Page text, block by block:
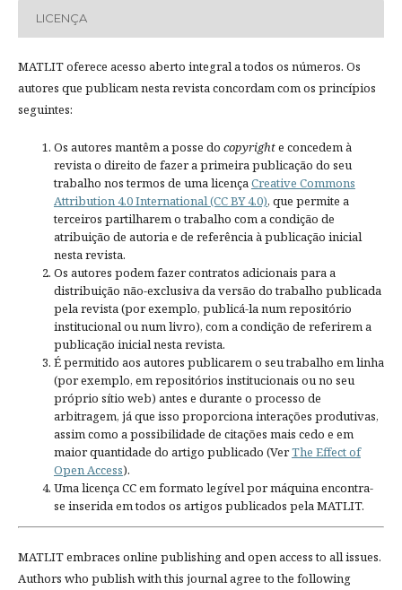
LICENÇA
MATLIT oferece acesso aberto integral a todos os números. Os
autores que publicam nesta revista concordam com os princípios
seguintes:
Os autores mantêm a posse do copyrighte concedem à
revista o direito de fazer a primeira publicação do seu
trabalho nos termos de uma licençaCreative Commons
Attribution 4.0 International (CC BY 4.0), que permite a
terceiros partilharem o trabalho com a condição de
atribuição de autoria e de referência à publicação inicial
nesta revista.
Os autores podem fazer contratos adicionais para a
distribuição não-exclusiva da versão do trabalho publicada
pela revista (por exemplo, publicá-la num repositório
institucional ou num livro), com a condição de referirem a
publicação inicial nesta revista.
É permitido aos autores publicarem o seu trabalho em linha
(por exemplo, em repositórios institucionais ou no seu
próprio sítio web) antes e durante o processo de
arbitragem, já que isso proporciona interações produtivas,
assim como a possibilidade de citações mais cedo e em
maior quantidade do artigo publicado (VerThe Effect of
Open Access).
Uma licença CC em formato legível por máquina encontra-
se inserida em todos os artigos publicados pela MATLIT.
MATLIT embraces online publishing and open access to all issues.
Authors who publish with this journal agree to the following